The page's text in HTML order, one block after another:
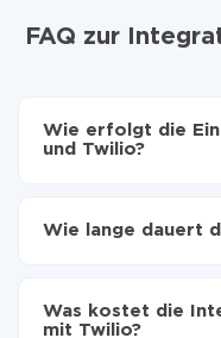
FAQ zur
Wie erfolgt die
und Twilio?
übertragen
FlowMattic auf
Wie lange dauert
Im Durchschnitt
Was kostet die
mit Twilio?